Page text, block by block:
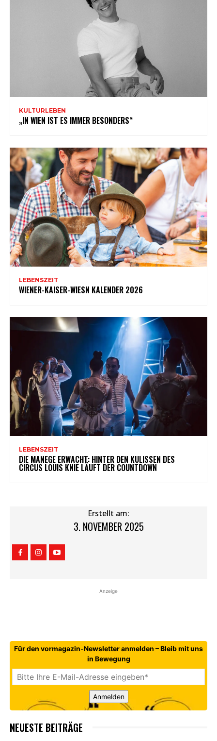
KULTURLEBEN
„IN WIEN IST ES IMMER BESONDERS“
LEBENSZEIT
WIENER-KAISER-WIESN KALENDER 2026
LEBENSZEIT
DIE MANEGE ERWACHT: HINTER DEN KULISSEN DES
CIRCUS LOUIS KNIE LÄUFT DER COUNTDOWN
Erstellt am:
3. NOVEMBER 2025
Anzeige
Für den vormagazin-Newsletter anmelden – Bleib mit uns
in Bewegung
Anmelden
NEUESTE BEITRÄGE